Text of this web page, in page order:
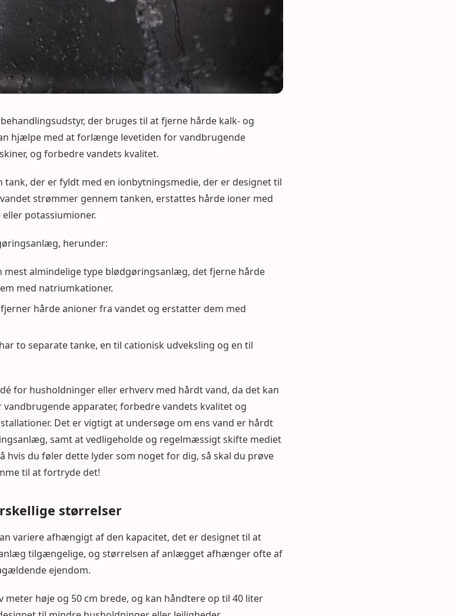
der bruges til at fjerne hårde kalk- og
hjælpe med at forlænge levetiden for vandbrugende
og forbedre vandets kvalitet.
der er fyldt med en ionbytningsmedie, der er designet til
strømmer gennem tanken, erstattes hårde ioner med
potassiumioner.
herunder:
mest almindelige type blødgøringsanlæg, det fjerne hårde
med natriumkationer.
hårde anioner fra vandet og erstatter dem med
to separate tanke, en til cationisk udveksling og en til
for husholdninger eller erhverv med hårdt vand, da det kan
apparater, forbedre vandets kvalitet og
Det er vigtigt at undersøge om ens vand er hårdt
samt at vedligeholde og regelmæssigt skifte mediet
hvis du føler dette lyder som noget for dig, så skal du prøve
til at fortryde det!
størrelser
variere afhængigt af den kapacitet, det er designet til at
tilgængelige, og størrelsen af anlægget afhænger ofte af
ejendom.
høje og 50 cm brede, og kan håndtere op til 40 liter